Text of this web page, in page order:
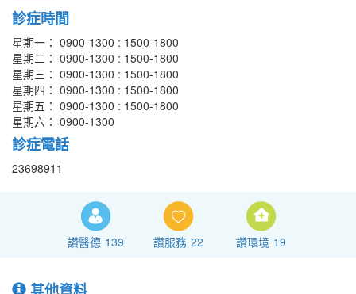
診症時間
星期一： 0900-1300 : 1500-1800
星期二： 0900-1300 : 1500-1800
星期三： 0900-1300 : 1500-1800
星期四： 0900-1300 : 1500-1800
星期五： 0900-1300 : 1500-1800
星期六： 0900-1300
診症電話
23698911
讚醫德 139 讚服務 22 讚環境 19